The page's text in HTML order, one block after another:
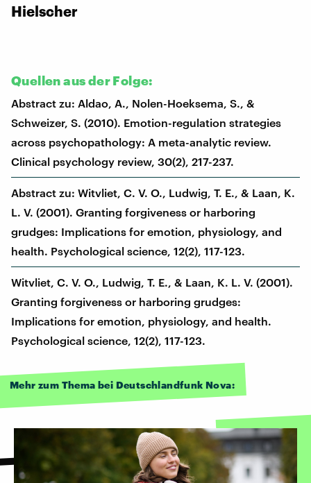
Hielscher
Quellen aus der Folge:
Abstract zu: Aldao, A., Nolen-Hoeksema, S., &
Schweizer, S. (2010). Emotion-regulation strategies
across psychopathology: A meta-analytic review.
Clinical psychology review, 30(2), 217-237.
Abstract zu: Witvliet, C. V. O., Ludwig, T. E., & Laan, K.
L. V. (2001). Granting forgiveness or harboring
grudges: Implications for emotion, physiology, and
health. Psychological science, 12(2), 117-123.
Witvliet, C. V. O., Ludwig, T. E., & Laan, K. L. V. (2001).
Granting forgiveness or harboring grudges:
Implications for emotion, physiology, and health.
Psychological science, 12(2), 117-123.
Mehr zum Thema bei Deutschlandfunk Nova: